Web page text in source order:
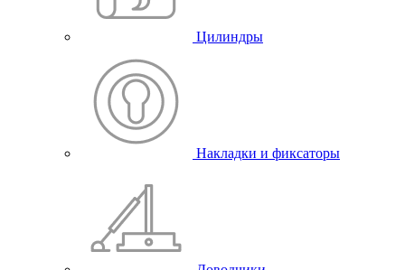
Цилиндры
Накладки и фиксаторы